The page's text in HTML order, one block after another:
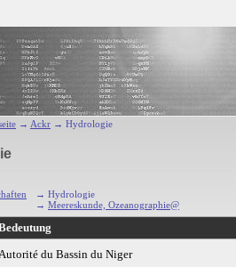
→ Ackr → Hydrologie
→ Hydrologie
→ Meereskunde, Ozeanographie@
Autorité du Bassin du Niger